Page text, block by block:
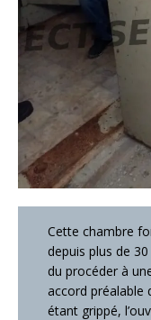
Cette chambre
depuis plus de
du procéder à
accord préalable
étant grippé,